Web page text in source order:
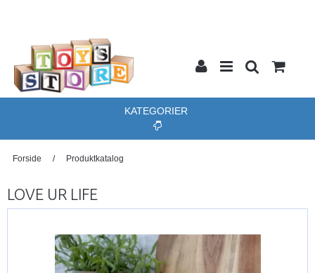
KATEGORIER
Forside / Produktkatalog
LOVE UR LIFE